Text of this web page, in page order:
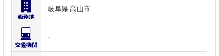
岐阜県 高山市
-